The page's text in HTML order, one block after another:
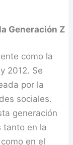
Generación Z
como la
2012. Se
por la
sociales.
generación
tanto en la
en el